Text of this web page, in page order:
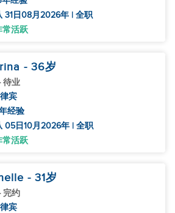
31日08月2026年 | 全职
常活跃
- 36岁
待业
宾
经验
05日10月2026年 | 全职
常活跃
- 31岁
完约
宾